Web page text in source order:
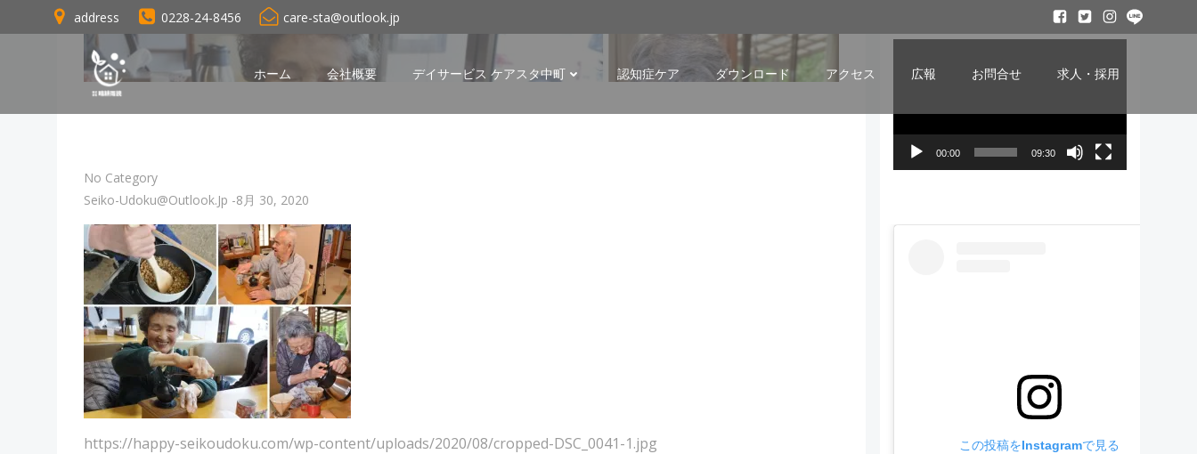
ン
へ
address 0228-24-8456 care-sta@outlook.jp
ホーム 会社概要 デイサービス ケアスタ中町 認知症ケア ダウンロード アクセス 広報 お問合せ 求人・採用
No Category
Seiko-Udoku@outlook.jp -8月 30, 2020
https://happy-seikoudoku.com/wp-content/uploads/2020/08/cropped-DSC_0041-1.jpg
レ
ー
00:00 09:30
この投稿をInstagramで見る